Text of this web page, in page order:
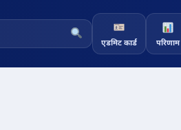
एडमिट कार्ड परिणाम